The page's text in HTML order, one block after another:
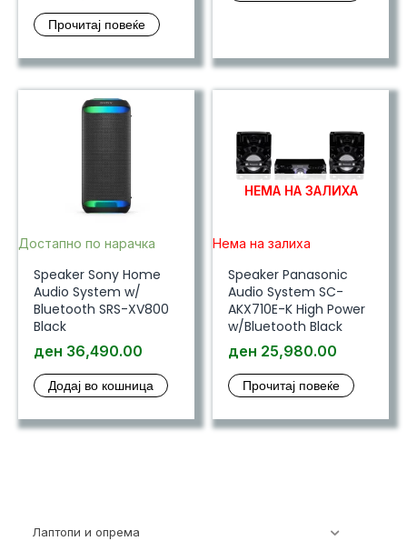
Лаптопи и опрема
Прочитај повеќе
Достапно по нарачка
Speaker Sony Home
Audio System w/
Bluetooth SRS-XV800
Black
ден 36,490.00
Додај во кошница
НЕМА НА ЗАЛИХА
Нема на залиха
Speaker Panasonic
Audio System SC-
AKX710E-K High Power
w/Bluetooth Black
ден 25,980.00
Прочитај повеќе